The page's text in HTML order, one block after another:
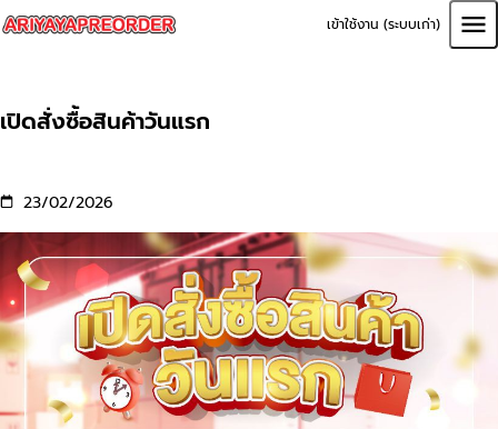
เข้าใช้งาน (ระบบเก่า)
เปิดสั่งซื้อสินค้าวันแรก
23/02/2026